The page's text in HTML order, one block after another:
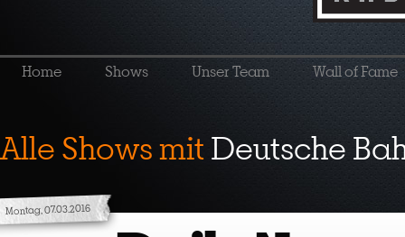
Home Shows Unser Team Wall of Fame
Alle Shows mitDeutsche
Montag, 07.03.2016